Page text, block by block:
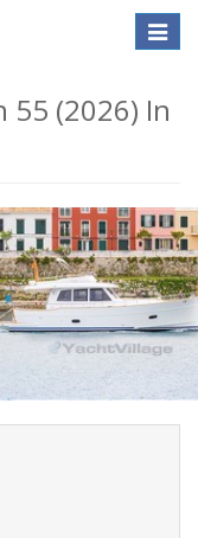
Toggle
55 (2026) In